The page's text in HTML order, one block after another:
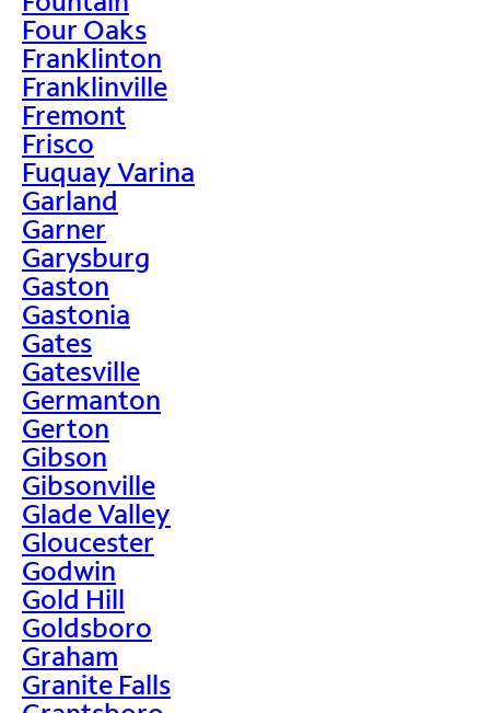
Four Oaks
Franklinton
Franklinville
Fremont
Frisco
Fuquay Varina
Garland
Garner
Garysburg
Gaston
Gastonia
Gates
Gatesville
Germanton
Gerton
Gibson
Gibsonville
Glade Valley
Gloucester
Godwin
Gold Hill
Goldsboro
Graham
Granite Falls